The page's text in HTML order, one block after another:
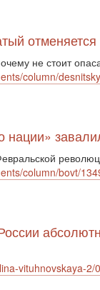
отменяется
не стоит
column/
нации»
column/bovt/
vituhnovskaya-